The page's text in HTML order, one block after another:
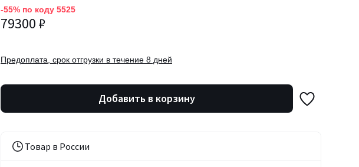
-55% по коду 5525
79300 ₽
Предоплата, срок отгрузки в течение 8 дней
Добавить в корзину
Товар в России